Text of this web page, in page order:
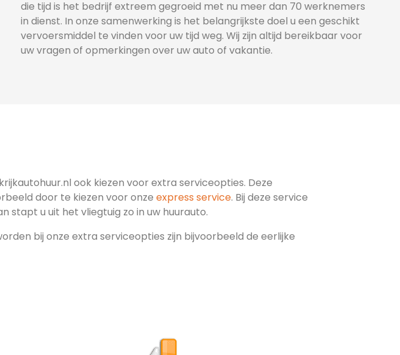
die tijd is het bedrijf extreem gegroeid met nu meer dan 70 werknemers
in dienst. In onze samenwerking is het belangrijkste doel u een geschikt
vervoersmiddel te vinden voor uw tijd weg. Wij zijn altijd bereikbaar voor
uw vragen of opmerkingen over uw auto of vakantie.
ook kiezen voor extra serviceopties. Deze
door te kiezen voor onze express service. Bij deze service
stapt u uit het vliegtuig zo in uw huurauto.
bij onze extra serviceopties zijn bijvoorbeeld de eerlijke